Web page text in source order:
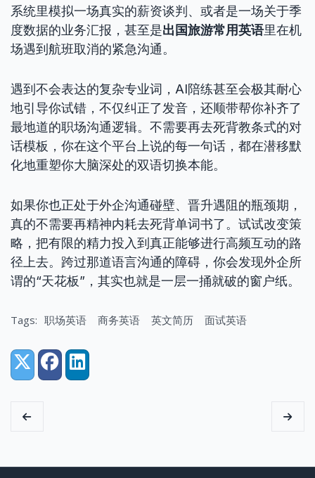
系统里模拟一场真实的薪资谈判、或者是一场关于季
度数据的业务汇报，甚至是出国旅游常用英语里在机
场遇到航班取消的紧急沟通。
遇到不会表达的复杂专业词，AI陪练甚至会极其耐心
地引导你试错，不仅纠正了发音，还顺带帮你补齐了
最地道的职场沟通逻辑。不需要再去死背教条式的对
话模板，你在这个平台上说的每一句话，都在潜移默
化地重塑你大脑深处的双语切换本能。
如果你也正处于外企沟通碰壁、晋升遇阻的瓶颈期，
真的不需要再精神内耗去死背单词书了。试试改变策
略，把有限的精力投入到真正能够进行高频互动的路
径上去。跨过那道语言沟通的障碍，你会发现外企所
谓的“天花板”，其实也就是一层一捅就破的窗户纸。
Tags: 职场英语 商务英语 英文简历 面试英语
Share:
X (Twitter)
FacebookLinkedIn